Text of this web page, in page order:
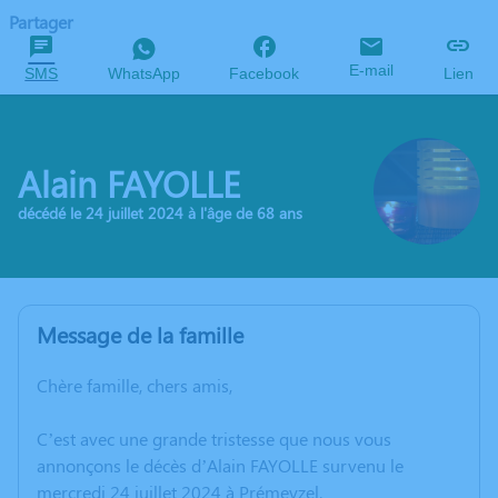
Partager
SMS WhatsApp Facebook E-mail Lien
Alain FAYOLLE
décédé le 24 juillet 2024 à l'âge de 68 ans
Message de la famille
Chère famille, chers amis,
C’est avec une grande tristesse que nous vous
annonçons le décès d’Alain FAYOLLE survenu le
mercredi 24 juillet 2024 à Prémeyzel.